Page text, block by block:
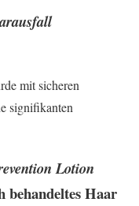
mit sicheren
signifikanten
Lotion
behandeltes Haar